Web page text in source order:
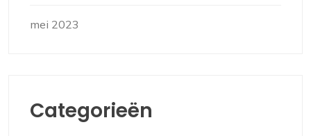
mei 2023
Categorieën